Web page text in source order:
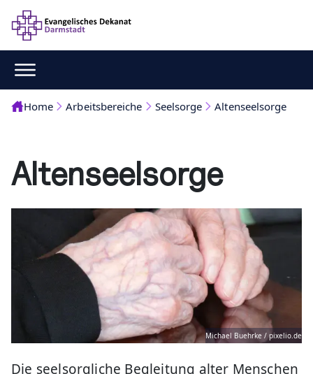
Home Arbeitsbereiche Seelsorge Altenseelsorge
Altenseelsorge
Michael Buehrke / pixelio.de
Die seelsorgliche Begleitung alter Menschen